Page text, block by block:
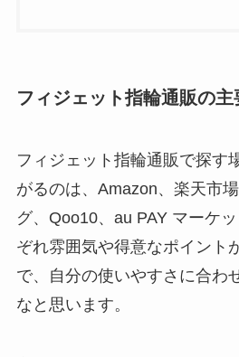
フィジェット指輪通販の
フィジェット指輪通販で探す
がるのは、Amazon、楽天市
グ、Qoo10、au PAY マーケ
ぞれ雰囲気や得意なポイント
で、自分の使いやすさに合わ
なと思います。